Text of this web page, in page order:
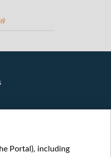
Portal), including